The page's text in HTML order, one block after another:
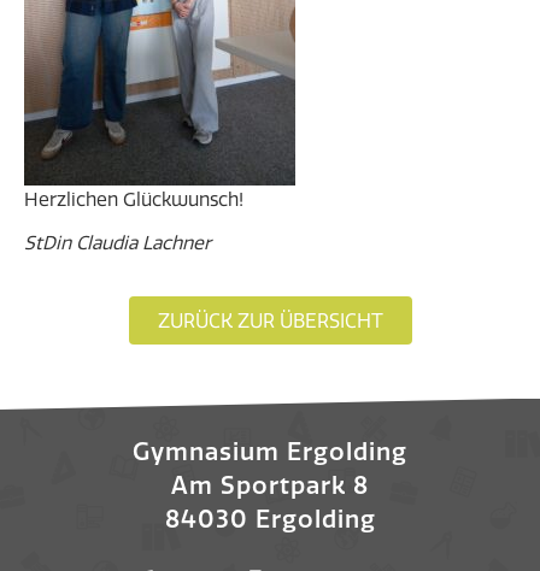
Herzlichen Glückwunsch!
StDin Claudia Lachner
ZURÜCK ZUR ÜBERSICHT
Gymnasium Ergolding
Am Sportpark 8
84030 Ergolding